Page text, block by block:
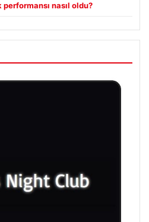
performansı nasıl oldu?